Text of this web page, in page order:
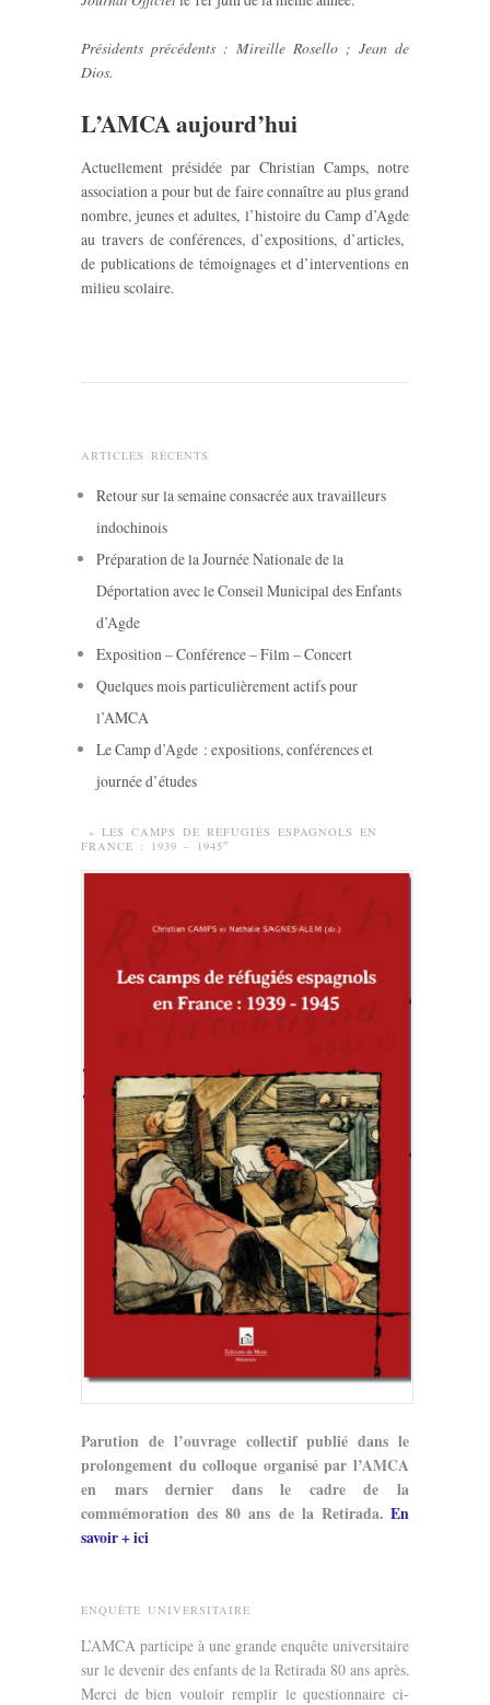
Présidents précédents : Mireille Rosello ; Jean de
Dios.
L’AMCA aujourd’hui
Actuellement présidée par Christian Camps, notre
association a pour but de faire connaître au plus grand
nombre, jeunes et adultes, l’histoire du Camp d’Agde
au travers de conférences, d’expositions, d’articles,
de publications de témoignages et d’interventions en
milieu scolaire.
ARTICLES RÉCENTS
Retour sur la semaine consacrée aux travailleurs
indochinois
Préparation de la Journée Nationale de la
Déportation avec le Conseil Municipal des Enfants
d’Agde
Exposition – Conférence – Film – Concert
Quelques mois particulièrement actifs pour
l’AMCA
Le Camp d’Agde : expositions, conférences et
journée d’études
» LES CAMPS DE RÉFUGIÉS ESPAGNOLS EN
FRANCE : 1939 – 1945″
Parution de l’ouvrage collectif publié dans le
prolongement du colloque organisé par l’AMCA
en mars dernier dans le cadre de la
commémoration des 80 ans de la Retirada. En
savoir + ici
ENQUÊTE UNIVERSITAIRE
L’AMCA participe à une grande enquête universitaire
sur le devenir des enfants de la Retirada 80 ans après.
Merci de bien vouloir remplir le questionnaire ci-